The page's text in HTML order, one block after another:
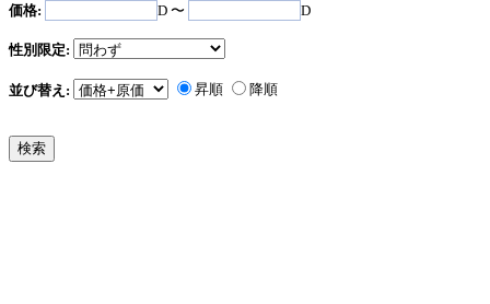
価格: D 〜 D
性別限定:
並び替え: 昇順 降順